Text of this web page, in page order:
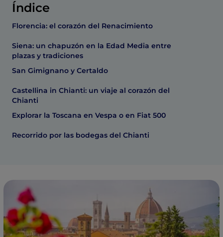
Índice
Florencia: el corazón del Renacimiento
Siena: un chapuzón en la Edad Media entre
plazas y tradiciones
San Gimignano y Certaldo
Castellina in Chianti: un viaje al corazón del
Chianti
Explorar la Toscana en Vespa o en Fiat 500
Recorrido por las bodegas del Chianti